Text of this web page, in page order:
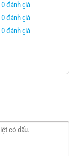
| 0 đánh giá
| 0 đánh giá
| 0 đánh giá